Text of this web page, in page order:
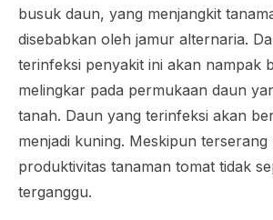
busuk daun, yang menjangkit
disebabkan oleh jamur alternaria.
terinfeksi penyakit ini akan nampak
melingkar pada permukaan daun
tanah. Daun yang terinfeksi akan
menjadi kuning. Meskipun terserang
produktivitas tanaman tomat tidak
terganggu.